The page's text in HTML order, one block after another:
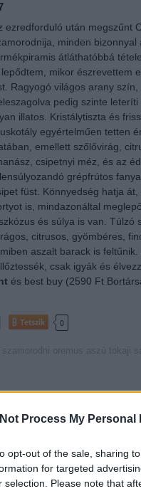
Process My Personal
opt-out of the sale, sharing
for targeted
selection. Please note that
ezredforduló után megszűnt
minden bizonnyal
átláthatóbbá
lepődtem, mikor észrevettem
Ragyogó világos arany szín,
pedig szinte leteríti
illatos. Kristálytiszta és
egyértelműen tetten
emellett szőlővirág,
csipetnyi méz, és az
grépfrútos
füst. Könnyedség hatja át,
is, mindazonáltal
és súlya is van. Túlzó
citrusos, gyömbéres,
aszalt barack is feltűnik.
csak igyák és
és best buy (2590 Ft
Tetszik 0